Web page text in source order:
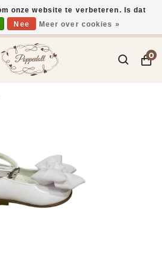
besteld, vandaag verzonden*
0
onze website te verbeteren. Is dat
Nee Meer over cookies »